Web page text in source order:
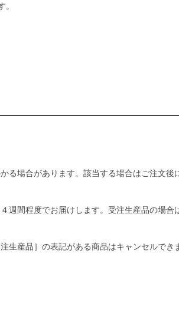
場合があります。該当する場合はご注文後
間程度でお届けします。受注生産品の場合
産品］の表記がある商品はキャンセルでき